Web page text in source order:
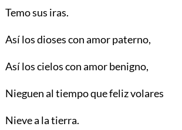
Temo sus iras.
Así los dioses con amor paterno,
Así los cielos con amor benigno,
Nieguen al tiempo que feliz volares
Nieve a la tierra.